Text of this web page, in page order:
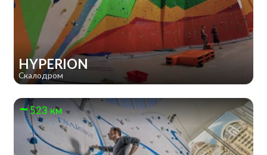
HYPERION
Скалодром
523 км